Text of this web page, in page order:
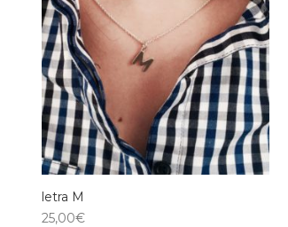
letra M
25,00€